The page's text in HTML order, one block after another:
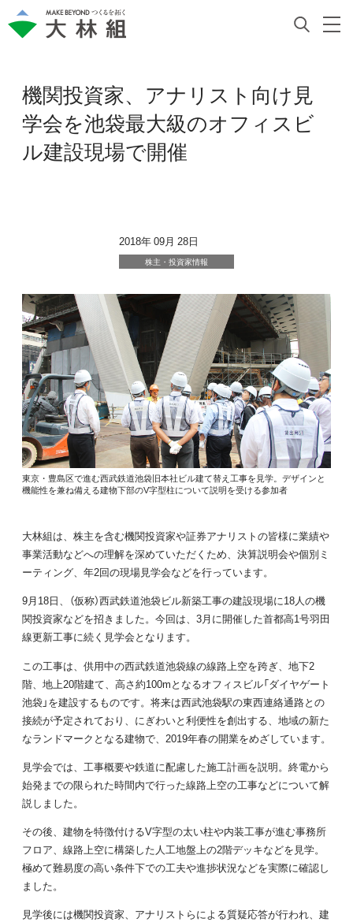
機関投資家、アナリスト向け見
学会を池袋最大級のオフィスビ
ル建設現場で開催
2018年 09月 28日
株主・投資家情報
東京・豊島区で進む西武鉄道池袋旧本社ビル建て替え工事を見学。デザインと
機能性を兼ね備える建物下部のV字型柱について説明を受ける参加者
大林組は、株主を含む機関投資家や証券アナリストの皆様に業績や
事業活動などへの理解を深めていただくため、決算説明会や個別ミ
ーティング、年2回の現場見学会などを行っています。
9月18日、（仮称）西武鉄道池袋ビル新築工事の建設現場に18人の機
関投資家などを招きました。今回は、3月に開催した首都高1号羽田
線更新工事に続く見学会となります。
この工事は、供用中の西武鉄道池袋線の線路上空を跨ぎ、地下2
階、地上20階建て、高さ約100mとなるオフィスビル「ダイヤゲート
池袋」を建設するものです。将来は西武池袋駅の東西連絡通路との
接続が予定されており、にぎわいと利便性を創出する、地域の新た
なランドマークとなる建物で、2019年春の開業をめざしています。
見学会では、工事概要や鉄道に配慮した施工計画を説明。終電から
始発までの限られた時間内で行った線路上空の工事などについて解
説しました。
その後、建物を特徴付けるV字型の太い柱や内装工事が進む事務所
フロア、線路上空に構築した人工地盤上の2階デッキなどを見学。
極めて難易度の高い条件下での工夫や進捗状況などを実際に確認し
ました。
見学後には機関投資家、アナリストらによる質疑応答が行われ、建